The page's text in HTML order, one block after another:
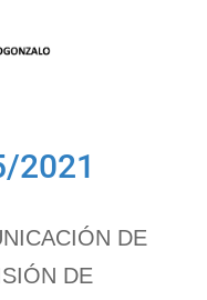
2021
DE
DE